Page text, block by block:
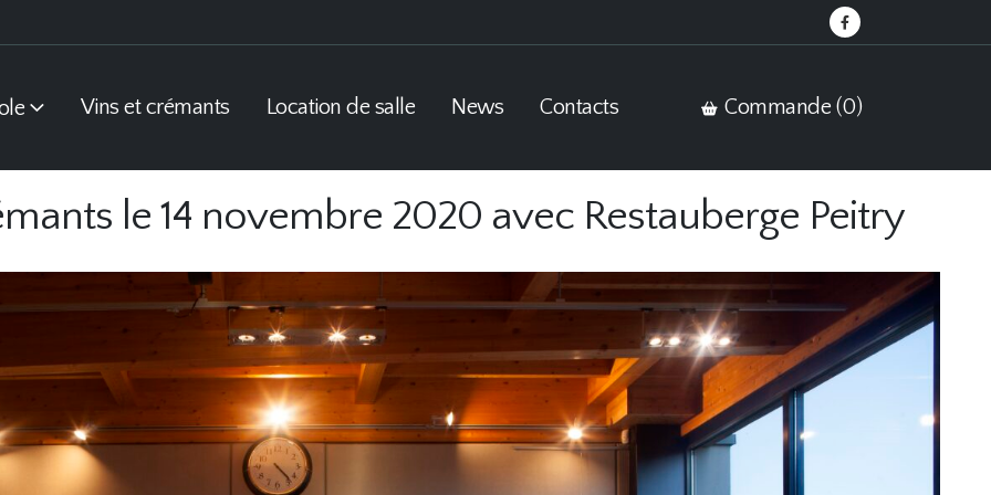
Vins et crémants Location de salle News Contacts Commande (0)
le 14 novembre 2020 avec Restauberge Peitry